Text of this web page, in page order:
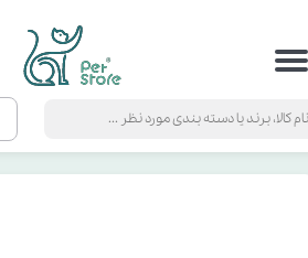
حساب کاربری من
سفارشات